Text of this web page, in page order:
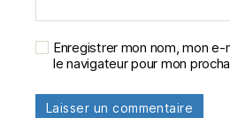
Enregistrer mon nom, mon
le navigateur pour mon